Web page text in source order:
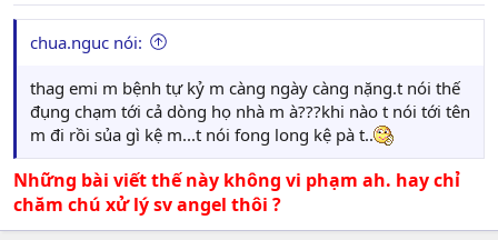
chua.nguc nói:
thag emi m bệnh tự kỷ m càng ngày càng nặng.t nói thế
đụng chạm tới cả dòng họ nhà m à???khi nào t nói tới tên
m đi rồi sủa gì kệ m...t nói fong long kệ pà t..
Những bài viết thế này không vi phạm ah. hay chỉ
chăm chú xử lý sv angel thôi ?